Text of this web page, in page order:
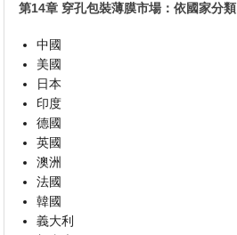
第14章 穿孔包裝薄膜市場：依國家分類
中國
美國
日本
印度
德國
英國
澳洲
法國
韓國
義大利